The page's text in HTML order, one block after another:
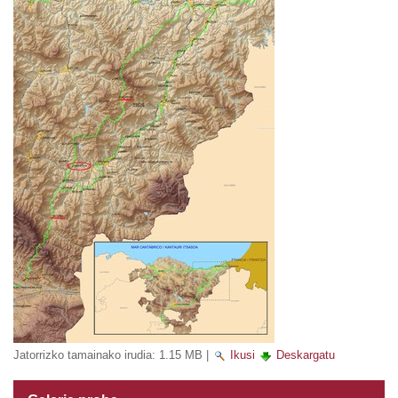
Jatorrizko tamainako irudia: 1.15 MB Ikusi Deskargatu